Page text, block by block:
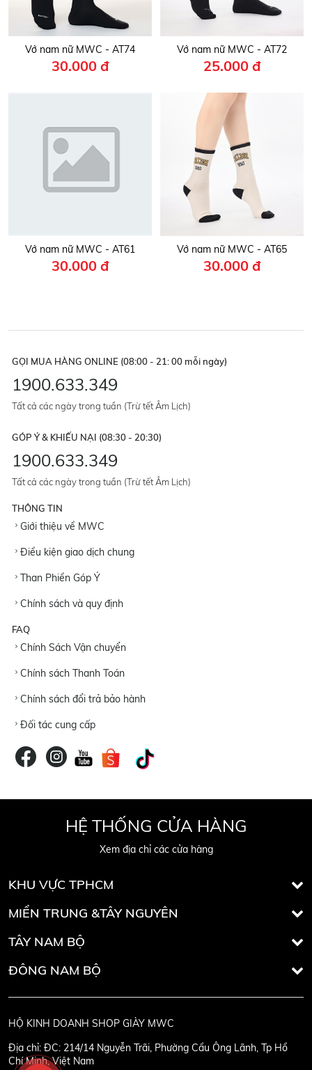
Vớ nam nữ MWC - AT74
30.000 đ
Vớ nam nữ MWC - AT72
25.000 đ
Vớ nam nữ MWC - AT61
30.000 đ
Vớ nam nữ MWC - AT65
30.000 đ
GỌI MUA HÀNG ONLINE (08:00 - 21: 00 mỗi ngày)
1900.633.349
Tất cả các ngày trong tuần (Trừ tết Âm Lịch)
GÓP Ý & KHIẾU NẠI (08:30 - 20:30)
1900.633.349
Tất cả các ngày trong tuần (Trừ tết Âm Lịch)
THÔNG TIN
Giới thiệu về MWC
Điều kiện giao dịch chung
Than Phiền Góp Ý
Chính sách và quy định
FAQ
Chính Sách Vận chuyển
Chính sách Thanh Toán
Chính sách đổi trả bảo hành
Đối tác cung cấp
HỆ THỐNG CỬA HÀNG
Xem địa chỉ các cửa hàng
KHU VỰC TPHCM
MIỀN TRUNG &TÂY NGUYÊN
TÂY NAM BỘ
ĐÔNG NAM BỘ
HỘ KINH DOANH SHOP GIÀY MWC
Địa chỉ: ĐC: 214/14 Nguyễn Trãi, Phường Cầu Ông Lãnh, Tp Hồ
Chí Minh, Việt Nam